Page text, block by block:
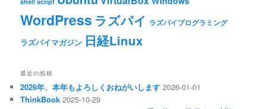
WordPress ラズパイ ラズパイプログラミング
ラズパイマガジン 日経Linux
最近の投稿
2026年、本年もよろしくおねがいします 2026-01-01
ThinkBook 2025-10-29